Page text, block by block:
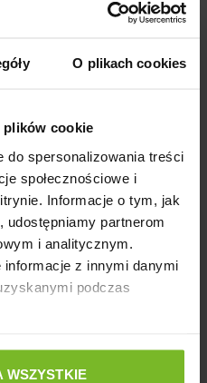
O plikach cookies
plików cookie
spersonalizowania treści
społecznościowe i
Informacje o tym, jak
partnerom
i analitycznym.
informacje z innymi danymi
podczas
WSZYSTKIE
250 ML
5
4 0%
3